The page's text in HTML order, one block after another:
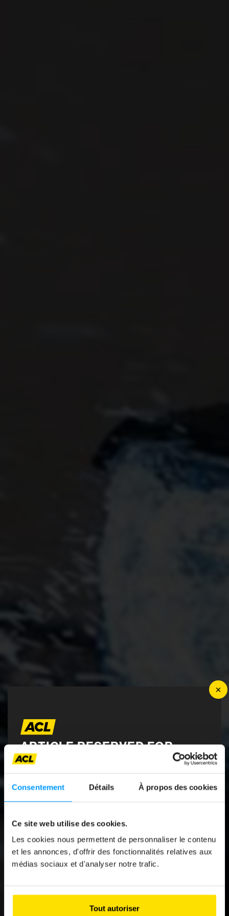
Consentement Détails À propos des cookies
Ce site web utilise des cookies.
Les cookies nous permettent de personnaliser le contenu
et les annonces, d'offrir des fonctionnalités relatives aux
médias sociaux et d'analyser notre trafic.
Tout autoriser
ELEVEN BICYCLE
LIGHTS PUT TO THE
TEST
Article réservé aux membres ACLTo
access it, log in with your MyACL
credentials and enjoy full access to
magazine.L'accès complet est inclus
dans votre cotisation annuelle. Vous
×
ARTICLE RESERVED FOR
ACL MEMBERS
To access it, log in with your MyACL credentials
Autotouring magazine.